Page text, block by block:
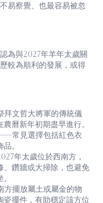
易察覺、也最容易被忽
為與2027年羊年太歲關
較為順利的發展，或得
文哲大將軍的傳統儀
曆新年初期盡早進行。
常見選擇包括紅色衣
。
年太歲位於西南方，
、鑽牆或大掃除，也避免
擺放屬土或屬金的物
瓷擺件，有助穩定該方位